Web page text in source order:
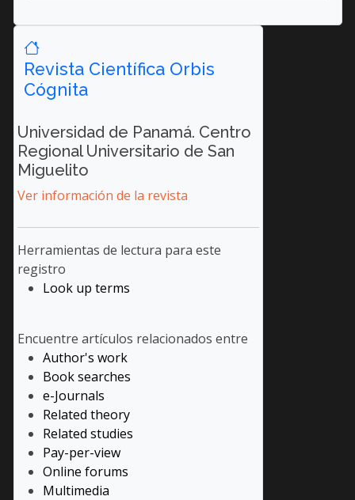
Revista Científica Orbis
Cógnita
Universidad de Panamá. Centro
Regional Universitario de San
Miguelito
Ver información de la revista
Herramientas de lectura para este
registro
Look up terms
Encuentre artículos relacionados entre
Author's work
Book searches
e-Journals
Related theory
Related studies
Pay-per-view
Online forums
Multimedia